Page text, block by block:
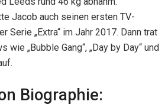
Jacob auch seinen ersten TV-
Serie „Extra“ im Jahr 2017. Dann trat
wie „Bubble Gang“, „Day by Day“ und
Biographie: